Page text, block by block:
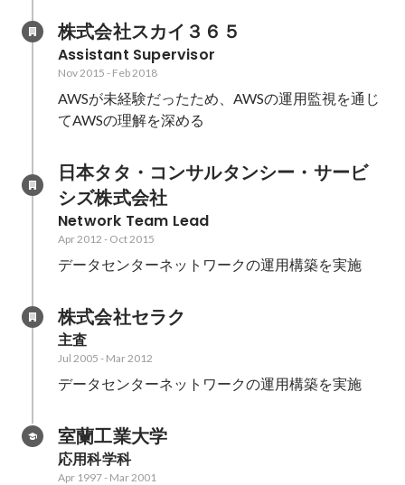
株式会社スカイ３６５
Assistant Supervisor
Nov 2015 - Feb 2018
AWSが未経験だったため、AWSの運用監視を通じ
てAWSの理解を深める
日本タタ・コンサルタンシー・サービ
シズ株式会社
Network Team Lead
Apr 2012 - Oct 2015
データセンターネットワークの運用構築を実施
株式会社セラク
主査
Jul 2005 - Mar 2012
データセンターネットワークの運用構築を実施
室蘭工業大学
応用科学科
Apr 1997- Mar 2001